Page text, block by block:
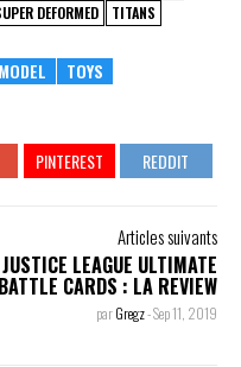
DEFORMED
TITANS
TOYS
Articles suivants
JUSTICE LEAGUE ULTIMATE
BATTLE CARDS : LA REVIEW
parGregz-Sep 11, 2019